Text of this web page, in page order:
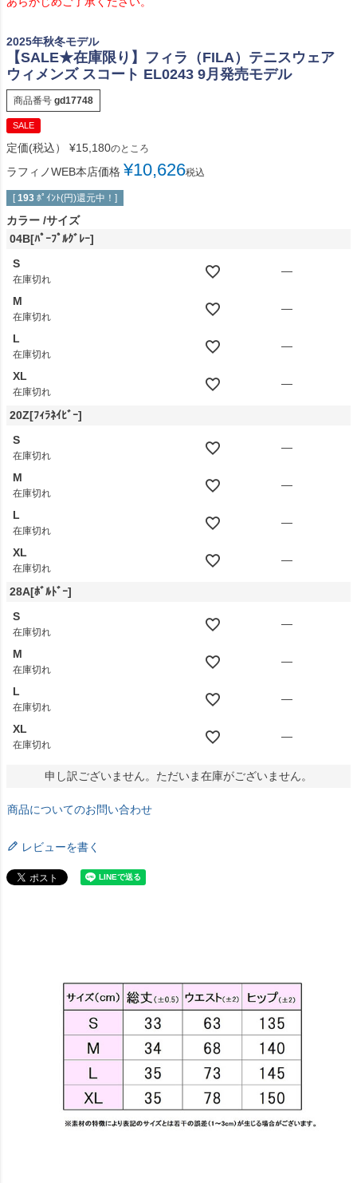
2025年秋冬モデル
【SALE★在庫限り】フィラ（FILA）テニスウェア
ウィメンズ スコート EL0243 9月発売モデル
商品番号 gd17748
SALE
定価(税込） ¥15,180のところ
ラフィノWEB本店価格 ¥10,626税込
[ 193 ﾎﾟｲﾝﾄ(円)還元中！]
カラー サイズ
04B[ﾊﾟｰﾌﾟﾙｸﾞﾚｰ]
S
在庫切れ
—
M
在庫切れ
—
L
在庫切れ
—
XL
在庫切れ
—
20Z[ﾌｨﾗﾈｲﾋﾞｰ]
S
在庫切れ
—
M
在庫切れ
—
L
在庫切れ
—
XL
在庫切れ
—
28A[ﾎﾞﾙﾄﾞｰ]
S
在庫切れ
—
M
在庫切れ
—
L
在庫切れ
—
XL
在庫切れ
—
申し訳ございません。ただいま在庫がございません。
商品についてのお問い合わせ
レビューを書く